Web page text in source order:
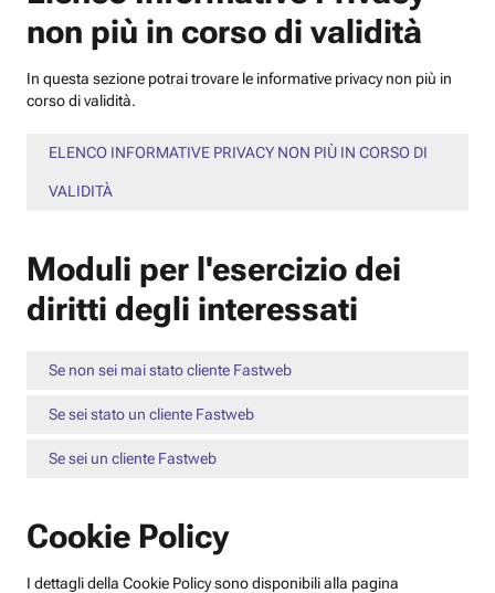
non più in corso di validità
In questa sezione potrai trovare le informative privacy non più in
corso di validità.
ELENCO INFORMATIVE PRIVACY NON PIÙ IN CORSO DI
VALIDITÀ
Moduli per l'esercizio dei
diritti degli interessati
Se non sei mai stato cliente Fastweb
Se sei stato un cliente Fastweb
Se sei un cliente Fastweb
Cookie Policy
I dettagli della Cookie Policy sono disponibili alla pagina